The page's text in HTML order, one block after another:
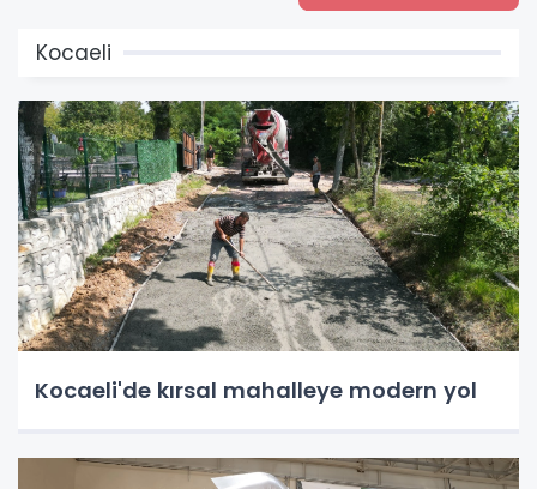
Kocaeli
Kocaeli'de kırsal mahalleye modern yol